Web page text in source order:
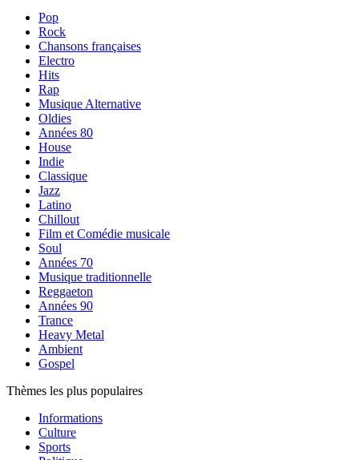
Pop
Rock
Chansons françaises
Electro
Hits
Rap
Musique Alternative
Oldies
Années 80
House
Indie
Classique
Jazz
Latino
Chillout
Film et Comédie musicale
Soul
Années 70
Musique traditionnelle
Reggaeton
Années 90
Trance
Heavy Metal
Ambient
Gospel
Thèmes les plus populaires
Informations
Culture
Sports